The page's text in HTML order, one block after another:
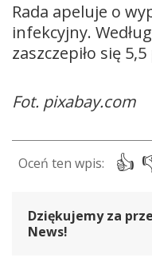
Rada apeluje o
infekcyjny.
zaszczepiło się
Fot. pixabay.com
Dziękujemy za
News!